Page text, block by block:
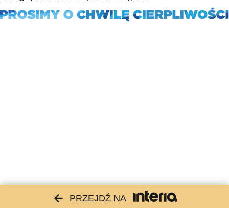
PRZEJDŹ NA